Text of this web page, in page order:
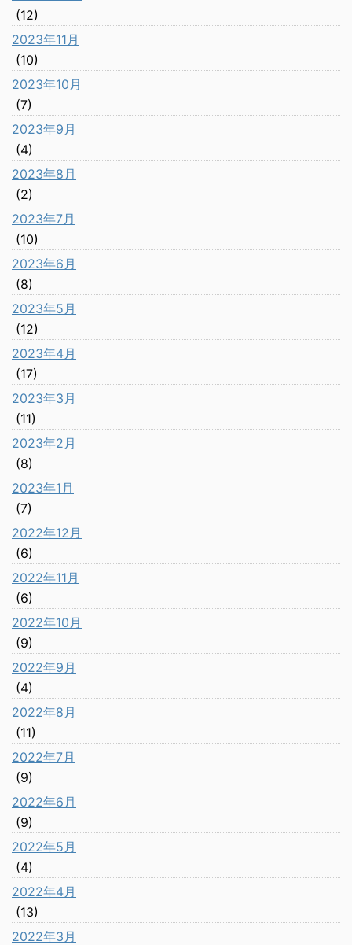
(12)
2023年11月
(10)
2023年10月
(7)
2023年9月
(4)
2023年8月
(2)
2023年7月
(10)
2023年6月
(8)
2023年5月
(12)
2023年4月
(17)
2023年3月
(11)
2023年2月
(8)
2023年1月
(7)
2022年12月
(6)
2022年11月
(6)
2022年10月
(9)
2022年9月
(4)
2022年8月
(11)
2022年7月
(9)
2022年6月
(9)
2022年5月
(4)
2022年4月
(13)
2022年3月